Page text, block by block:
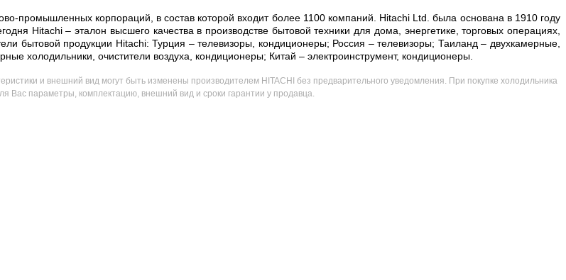
промышленных корпораций, в состав которой входит более 1100 компаний. Hitachi Ltd. была основана в 1910 году
Hitachi – эталон высшего качества в производстве бытовой техники для дома, энергетике, торговых операциях,
бытовой продукции Hitachi: Турция – телевизоры, кондиционеры; Россия – телевизоры; Таиланд – двухкамерные,
холодильники, очистители воздуха, кондиционеры; Китай – электроинструмент, кондиционеры.
и внешний вид могут быть изменены производителем HITACHI без предварительного уведомления. При покупке холодильника
Вас параметры, комплектацию, внешний вид и сроки гарантии у продавца.